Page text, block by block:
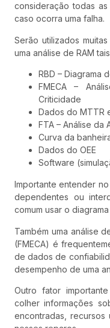
consideração todas
caso ocorra uma falha.
Serão utilizados
uma análise de RAM
RBD – Diagrama
FMECA –
Criticidade
Dados do MTTR
FTA – Análise da
Curva da
Dados do OEE
Software
Importante entender
dependentes ou
comum usar o
Também uma análise
(FMECA) é
de dados de
desempenho de uma
Outro fator
colher informações
encontradas,